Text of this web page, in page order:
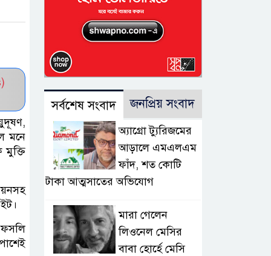
মনে
মুক্তি
সর্বশেষ সংবাদ জনপ্রিয় সংবাদ
অ্যাগ্রো ট্যুরিজমের
আড়ালে এমএলএম
ফাঁদ, শত কোটি
টাকা আত্মসাতের অভিযোগ
মারা গেলেন
লিওনেল মেসির
বাবা হোর্হে মেসি